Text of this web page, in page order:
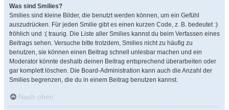
Was sind Smilies?
Smilies sind kleine Bilder, die benutzt werden können, um ein Gefühl
auszudrücken. Für jeden Smilie gibt es einen kurzen Code, z. B. bedeutet :)
fröhlich und :( traurig. Die Liste aller Smilies kannst du beim Verfassen eines
Beitrags sehen. Versuche bitte trotzdem, Smilies nicht zu häufig zu
benutzen, sie können einen Beitrag schnell unlesbar machen und ein
Moderator könnte deshalb deinen Beitrag entsprechend überarbeiten oder
gar komplett löschen. Die Board-Administration kann auch die Anzahl der
Smilies begrenzen, die du in einem Beitrag benutzen kannst.
Nach oben